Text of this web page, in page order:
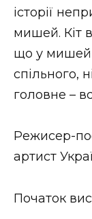
ВІДЕО
історії
мишей. Кіт
що у мишей
спільного,
головне –
Режисер-
артист
Початок